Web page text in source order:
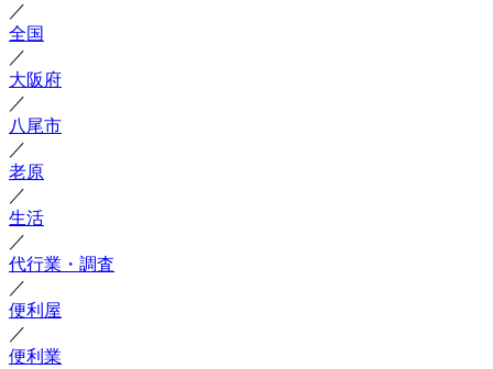
／
全国
／
大阪府
／
八尾市
／
老原
／
生活
／
代行業・調査
／
便利屋
／
便利業